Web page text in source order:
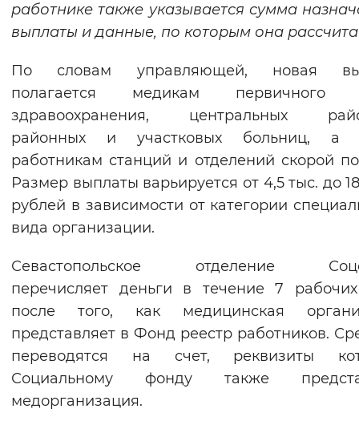
работнике также указывается сумма
выплаты и данные, по которым она
По словам управляющей, новая
полагается медикам первичного
здравоохранения, центральных
районных и участковых больниц, а
работникам станций и отделений скорой
Размер выплаты варьируется от 4,5 тыс. до
рублей в зависимости от категории
вида организации.
Севастопольское отделение
перечисляет деньги в течение 7
после того, как медицинская
представляет в Фонд реестр работников.
переводятся на счет, реквизиты
Социальному фонду также
медорганизация.